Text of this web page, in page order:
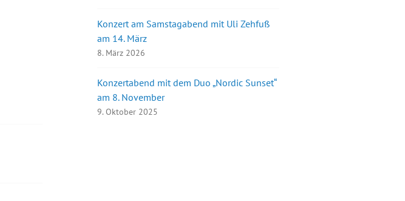
Konzert am Samstagabend mit Uli Zehfuß
am 14. März
8. März 2026
Konzertabend mit dem Duo „Nordic Sunset“
am 8. November
9. Oktober 2025